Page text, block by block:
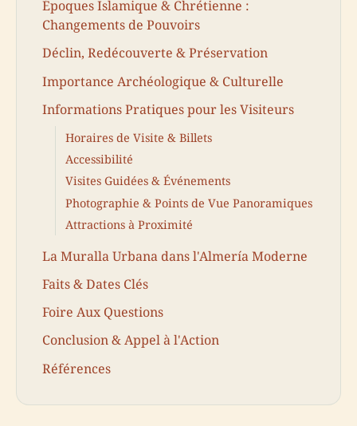
Époques Islamique & Chrétienne :
Changements de Pouvoirs
Déclin, Redécouverte & Préservation
Importance Archéologique & Culturelle
Informations Pratiques pour les Visiteurs
Horaires de Visite & Billets
Accessibilité
Visites Guidées & Événements
Photographie & Points de Vue Panoramiques
Attractions à Proximité
La Muralla Urbana dans l'Almería Moderne
Faits & Dates Clés
Foire Aux Questions
Conclusion & Appel à l'Action
Références